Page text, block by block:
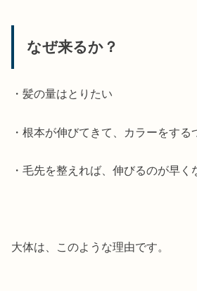
なぜ来るか？
・髪の量はとりたい
・根本が伸びてきて、カラーをする
・毛先を整えれば、伸びるのが早く
大体は、このような理由です。